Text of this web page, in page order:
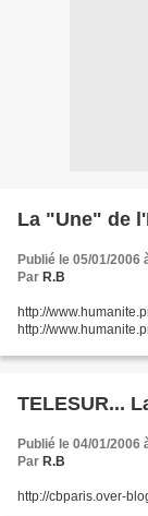
La "Une" de
Publié le 05/01/2006
Par R.B
http://
http://
TELESUR...
Publié le 04/01/2006
Par R.B
http://cbparis.over-